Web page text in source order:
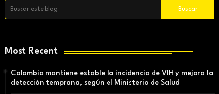
Most Recent
Colombia mantiene estable la incidencia de VIH y mejora la
detección temprana, según el Ministerio de Salud